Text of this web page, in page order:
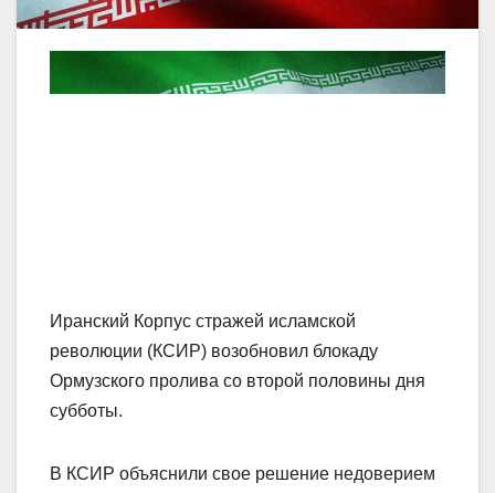
Иранский Корпус стражей исламской
революции (КСИР) возобновил блокаду
Ормузского пролива со второй половины дня
субботы.
В КСИР объяснили свое решение недоверием